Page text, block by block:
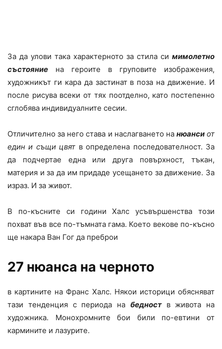
За да улови така характерното за стила си мимолетно
състояние на героите в груповите изображения,
художникът ги кара да застинат в поза на движение. И
после рисува всеки от тях поотделно, като постепенно
сглобява индивидуалните сесии.
Отличително за него става и наслагването на нюансиот
един и същи цвят в определена последователност. За
да подчертае една или друга повърхност, тъкан,
материя и за да им придаде усещането за движение. За
израз. И за живот.
В по-късните си години Халс усъвършенства този
похват във все по-тъмната гама. Което векове по-късно
ще накара Ван Гог да преброи
27 нюанса на черното
в картините на Франс Халс. Някои историци обясняват
тази тенденция с периода на бедноств живота на
художника. Монохромните бои били по-евтини от
кармините и лазурите.